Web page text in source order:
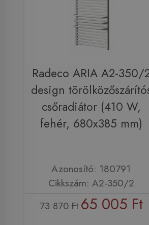
Radeco ARIA A2-350/
design
csőradiátor (410 W,
fehér, 680x385 mm)
Azonosító: 180791
Cikkszám: A2-350/2
73 870 Ft 65 005 Ft